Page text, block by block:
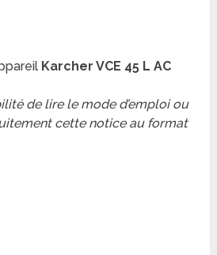
Karcher VCE 45 L AC
de lire le mode d’emploi ou
cette notice au format